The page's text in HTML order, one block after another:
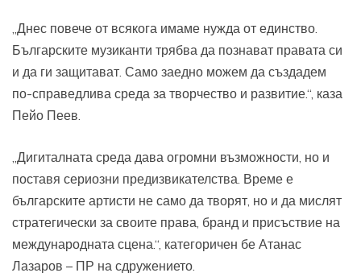
„Днес повече от всякога имаме нужда от единство.
Българските музиканти трябва да познават правата си
и да ги защитават. Само заедно можем да създадем
по-справедлива среда за творчество и развитие.“, каза
Пейо Пеев.
„Дигиталната среда дава огромни възможности, но и
поставя сериозни предизвикателства. Време е
българските артисти не само да творят, но и да мислят
стратегически за своите права, бранд и присъствие на
международната сцена.“, категоричен бе Атанас
Лазаров – ПР на сдружението.